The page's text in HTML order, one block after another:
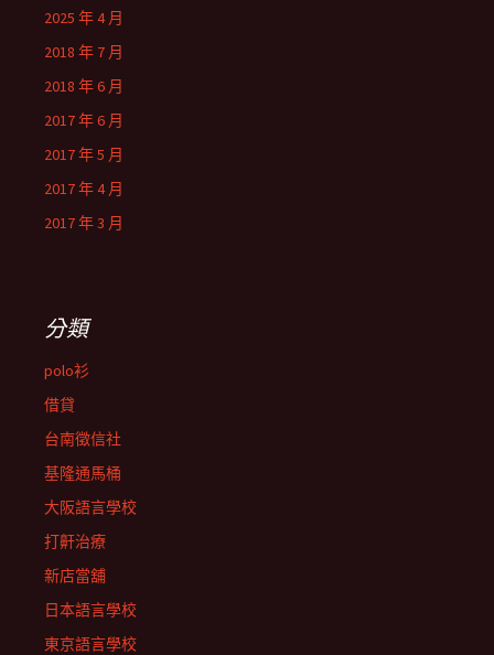
2025 年 4 月
2018 年 7 月
2018 年 6 月
2017 年 6 月
2017 年 5 月
2017 年 4 月
2017 年 3 月
分類
polo衫
借貸
台南徵信社
基隆通馬桶
大阪語言學校
打鼾治療
新店當舖
日本語言學校
東京語言學校